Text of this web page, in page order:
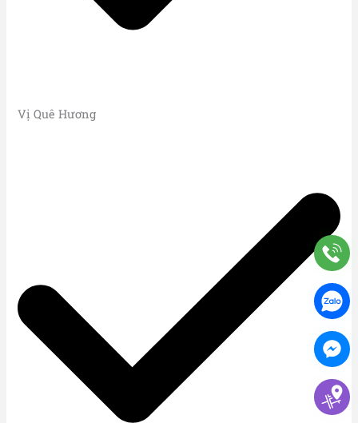
Vị Quê Hương